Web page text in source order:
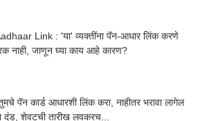
Link : 'या' व्यक्तींना पॅन-आधार लिंक करणे
नाही, जाणून घ्या काय आहे कारण?
पॅन कार्ड आधारशी लिंक करा, नाहीतर भरावा लागेल
दंड, शेवटची तारीख लवकरच...